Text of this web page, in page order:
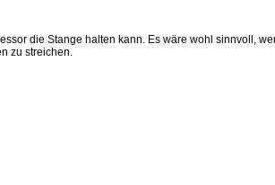
die Stange halten kann. Es wäre wohl sinnvoll,
zu streichen.